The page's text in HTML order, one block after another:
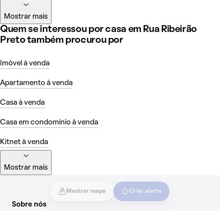
Mostrar mapa Criar alerta
Mostrar mais
Quem se interessou por casa em Rua Ribeirão
Preto também procurou por
Imóvel à venda
Apartamento à venda
Casa à venda
Casa em condomínio à venda
Kitnet à venda
Mostrar mais
Sobre nós